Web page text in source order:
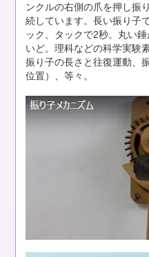
ンクルの右側の爪を押し振
続しています。長い振り子
ック、タックで2秒。丸い
いど。理科などの科学実験
振り子の長さと往復運動、
位置）、等々。